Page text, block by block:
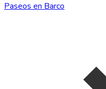
Paseos en Barco